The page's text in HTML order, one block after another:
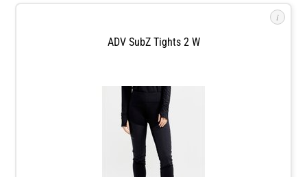
i
ADV SubZ Tights 2 W